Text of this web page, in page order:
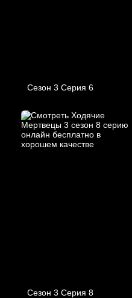
Сезон 3 Серия 6
Сезон 3 Серия 8